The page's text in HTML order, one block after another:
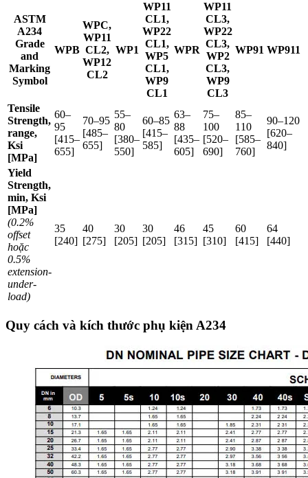
ASTM
A234
Grade
and
Marking
Symbol
WPB
WPC,
WP11
CL2,
WP12
CL2
WP1
WP11
CL1,
WP22
CL1,
WP5
CL1,
WP9
CL1
WPR
WP11
CL3,
WP22
CL3,
WP2
CL3,
WP9
CL3
WP91 WP911
Tensile
Strength,
range,
Ksi
[MPa]
60–
95
[415–
655]
70–95
[485–
655]
55–
80
[380–
550]
60–85
[415–
585]
63–
88
[435–
605]
75–
100
[520–
690]
85–
110
[585–
760]
90–120
[620–
840]
Yield
Strength,
min, Ksi
[MPa]
(0.2%
offset
hoặc
0.5%
extension-
under-
load)
35
[240]
40
[275]
30
[205]
30
[205]
46
[315]
45
[310]
60
[415]
64
[440]
Quy cách và kích thước phụ kiện A234